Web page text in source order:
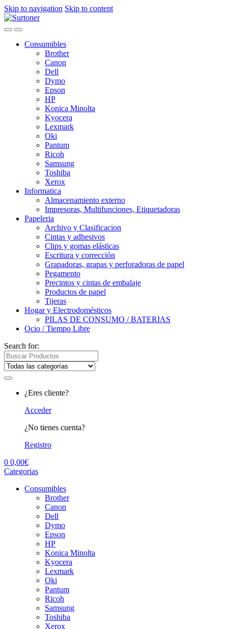
Skip to navigation Skip to content
Consumibles
Brother
Canon
Dell
Dymo
Epson
HP
Konica Minolta
Kyocera
Lexmark
Oki
Pantum
Ricoh
Samsung
Toshiba
Xerox
Informatica
Almacenamiento externo
Impresoras, Multifunciones, Etiquetadoras
Papeleria
Archivo y Clasificacion
Cintas y adhesivos
Clips y gomas elásticas
Escritura y corrección
Grapadoras, grapas y perforadoras de papel
Pegamento
Precintos y cintas de embalaje
Productos de papel
Tijeras
Hogar y Electrodomésticos
PILAS DE CONSUMO / BATERIAS
Ocio / Tiempo Libre
Search for:
¿Eres cliente?
Acceder
¿No tienes cuenta?
Registro
0 0,00€
Categorias
Consumibles
Brother
Canon
Dell
Dymo
Epson
HP
Konica Minolta
Kyocera
Lexmark
Oki
Pantum
Ricoh
Samsung
Toshiba
Xerox